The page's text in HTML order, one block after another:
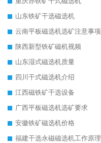
山东铁矿干选磁选机
云南平板磁选机选矿注意事项
陕西新型铁矿磁机视频
山东湿式磁选机质量
四川干式磁选机介绍
江西磁铁矿干选设备
广西平板磁选机选矿要求
安徽铁矿磁选机价格
福建干选永磁磁选机工作原理